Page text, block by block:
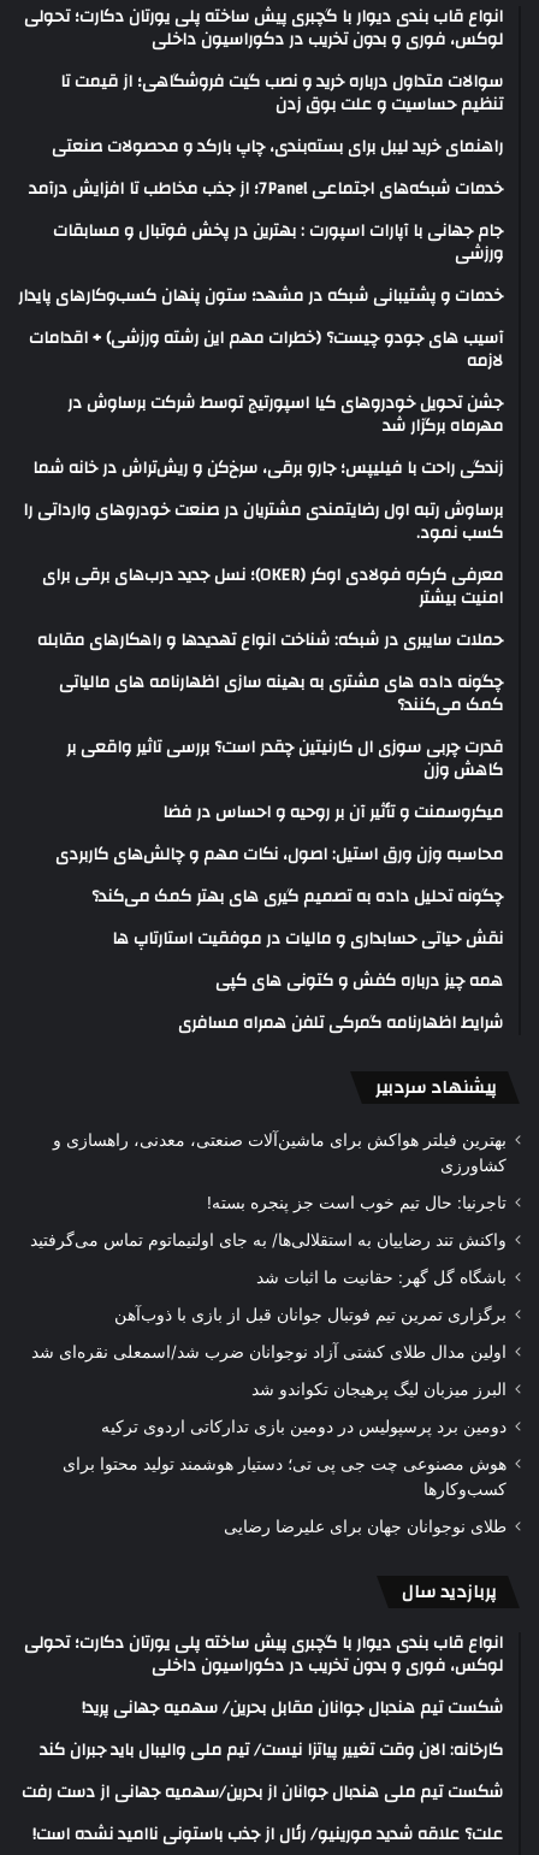
انواع قاب بندی دیوار با گچبری پیش ساخته پلی یورتان دکارت؛ تحولی
لوکس، فوری و بدون تخریب در دکوراسیون داخلی
سوالات متداول درباره خرید و نصب گیت فروشگاهی؛ از قیمت تا
تنظیم حساسیت و علت بوق زدن
راهنمای خرید لیبل برای بسته‌بندی، چاپ بارکد و محصولات صنعتی
خدمات شبکه‌های اجتماعی 7Panel؛ از جذب مخاطب تا افزایش درآمد
جام جهانی با آپارات اسپورت : بهترین در پخش فوتبال و مسابقات
ورزشی
خدمات و پشتیبانی شبکه در مشهد؛ ستون پنهان کسب‌وکارهای پایدار
آسیب های جودو چیست؟ (خطرات مهم این رشته ورزشی) + اقدامات
لازمه
جشن تحویل خودروهای کیا اسپورتیج توسط شرکت برساوش در
مهرماه برگزار شد
زندگی راحت با فیلیپس؛ جارو برقی، سرخ‌کن و ریش‌تراش در خانه شما
برساوش رتبه اول رضایتمندی مشتریان در صنعت خودروهای وارداتی را
کسب نمود.
معرفی کرکره فولادی اوکر (OKER)؛ نسل جدید درب‌های برقی برای
امنیت بیشتر
حملات سایبری در شبکه: شناخت انواع تهدیدها و راهکارهای مقابله
چگونه داده های مشتری به بهینه سازی اظهارنامه های مالیاتی
کمک می‌کنند؟
قدرت چربی سوزی ال کارنیتین چقدر است؟ بررسی تاثیر واقعی بر
کاهش وزن
میکروسمنت و تأثیر آن بر روحیه و احساس در فضا
محاسبه وزن ورق استیل: اصول، نکات مهم و چالش‌های کاربردی
چگونه تحلیل داده به تصمیم گیری های بهتر کمک می‌کند؟
نقش حیاتی حسابداری و مالیات در موفقیت استارتاپ ها
همه چیز درباره کفش و کتونی های کپی
شرایط اظهارنامه گمرکی تلفن همراه مسافری
پیشنهاد سردبیر
بهترین فیلتر هواکش برای ماشین‌آلات صنعتی، معدنی، راهسازی و
کشاورزی
تاجرنیا: حال تیم خوب است جز پنجره بسته!
واکنش تند رضاییان به استقلالی‌ها/ به جای اولتیماتوم تماس می‌گرفتید
باشگاه گل گهر: حقانیت ما اثبات شد
برگزاری تمرین تیم فوتبال جوانان قبل از بازی با ذوب‌آهن
اولین مدال طلای کشتی آزاد نوجوانان ضرب شد/اسمعلی نقره‌ای شد
البرز میزبان لیگ پرهیجان تکواندو شد
دومین برد پرسپولیس در دومین بازی تدارکاتی اردوی ترکیه
هوش مصنوعی چت جی پی تی؛ دستیار هوشمند تولید محتوا برای
کسب‌وکارها
طلای نوجوانان جهان برای علیرضا رضایی
پربازدید سال
انواع قاب بندی دیوار با گچبری پیش ساخته پلی یورتان دکارت؛ تحولی
لوکس، فوری و بدون تخریب در دکوراسیون داخلی
شکست تیم هندبال جوانان مقابل بحرین/ سهمیه جهانی پرید!
کارخانه: الان وقت تغییر پیاتزا نیست/ تیم ملی والیبال باید جبران کند
شکست تیم ملی هندبال جوانان از بحرین/سهمیه جهانی از دست رفت
علت؟ علاقه شدید مورینیو/ رئال از جذب باستونی ناامید نشده است!